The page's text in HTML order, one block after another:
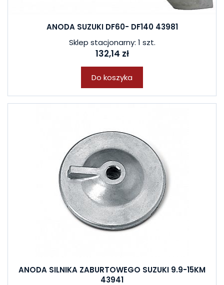
ANODA SUZUKI DF60- DF140 43981
Sklep stacjonarny: 1 szt.
132,14 zł
Do koszyka
ANODA SILNIKA ZABURTOWEGO SUZUKI 9.9-15KM
43941